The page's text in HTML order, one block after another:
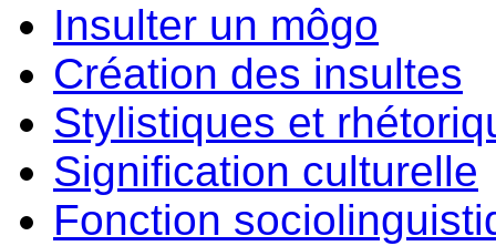
Insulter un môgo
Création des insultes
Stylistiques et
Signification culturelle
Fonction